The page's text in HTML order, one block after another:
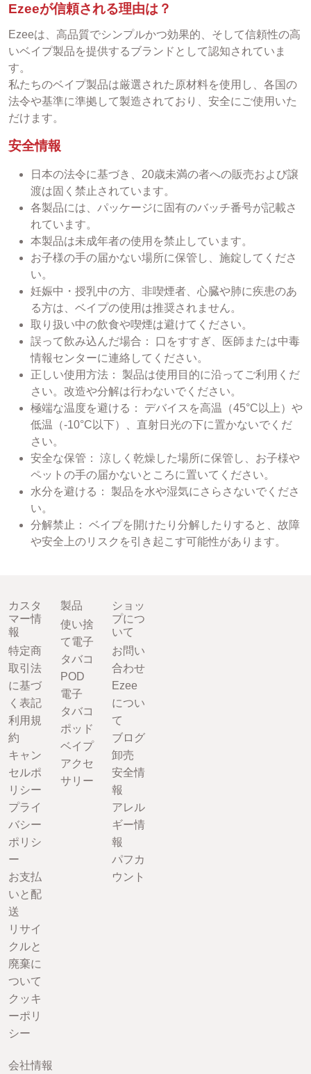
Ezeeが信頼される理由は？
Ezeeは、高品質でシンプルかつ効果的、そして信頼性の高
いベイプ製品を提供するブランドとして認知されていま
す。
私たちのベイプ製品は厳選された原材料を使用し、各国の
法令や基準に準拠して製造されており、安全にご使用いた
だけます。
安全情報
日本の法令に基づき、20歳未満の者への販売および譲
渡は固く禁止されています。
各製品には、パッケージに固有のバッチ番号が記載さ
れています。
本製品は未成年者の使用を禁止しています。
お子様の手の届かない場所に保管し、施錠してくださ
い。
妊娠中・授乳中の方、非喫煙者、心臓や肺に疾患のあ
る方は、ベイプの使用は推奨されません。
取り扱い中の飲食や喫煙は避けてください。
誤って飲み込んだ場合： 口をすすぎ、医師または中毒
情報センターに連絡してください。
正しい使用方法： 製品は使用目的に沿ってご利用くだ
さい。改造や分解は行わないでください。
極端な温度を避ける： デバイスを高温（45°C以上）や
低温（-10°C以下）、直射日光の下に置かないでくだ
さい。
安全な保管： 涼しく乾燥した場所に保管し、お子様や
ペットの手の届かないところに置いてください。
水分を避ける： 製品を水や湿気にさらさないでくださ
い。
分解禁止： ベイプを開けたり分解したりすると、故障
や安全上のリスクを引き起こす可能性があります。
カスタ
マー情
報
特定商
取引法
に基づ
く表記
利用規
約
キャン
セルポ
リシー
プライ
バシー
ポリシ
ー
お支払
いと配
送
リサイ
クルと
廃棄に
ついて
クッキ
ーポリ
シー
製品
使い捨
て電子
タバコ
POD
電子
タバコ
ポッド
ベイプ
アクセ
サリー
ショッ
プにつ
いて
お問い
合わせ
Ezee
につい
て
ブログ
卸売
安全情
報
アレル
ギー情
報
パフカ
ウント
会社情報